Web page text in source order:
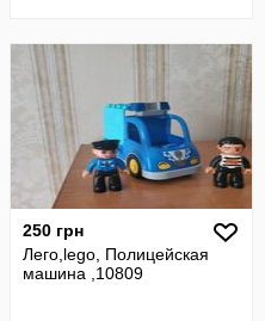
250 грн
Лего,lego, Полицейская
машина ,10809